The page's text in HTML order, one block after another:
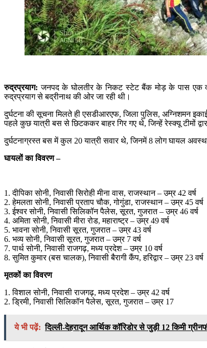
रुद्रप्रयाग: जनपद के घोलतीर के निकट स्टेट बैंक मोड़ के पास एक
रुद्रप्रयाग से बद्रीनाथ की ओर जा रही थी।
दुर्घटना की सूचना मिलते ही एसडीआरएफ, जिला पुलिस, अग्निशमन
पहले कुछ यात्री बस से छिटककर बाहर गिर गए थे, जिन्हें रेस्क्यू टीमों
दुर्घटनाग्रस्त बस में कुल 20 यात्री सवार थे, जिनमें 8 लोग घायल
घायलों का विवरण –
1. दीपिका सोनी, निवासी सिरोही मीना वास, राजस्थान – उम्र 42 वर्ष
2. हेमलता सोनी, निवासी प्रताप चौक, गोगुंडा, राजस्थान – उम्र 45 वर्ष
3. ईश्वर सोनी, निवासी सिलिकॉन पैलेस, सूरत, गुजरात – उम्र 46 वर्ष
4. अमिता सोनी, निवासी मीरा रोड, महाराष्ट्र – उम्र 49 वर्ष
5. भावना सोनी, निवासी सूरत, गुजरात – उम्र 43 वर्ष
6. भव्य सोनी, निवासी सूरत, गुजरात – उम्र 7 वर्ष
7. पार्थ सोनी, निवासी राजगढ़, मध्य प्रदेश – उम्र 10 वर्ष
8. सुमित कुमार (बस चालक), निवासी बैरागी कैंप, हरिद्वार – उम्र 23 वर्ष
मृतकों का विवरण
1. विशाल सोनी, निवासी राजगढ़, मध्य प्रदेश – उम्र 42 वर्ष
2. ड्रिमी, निवासी सिलिकॉन पैलेस, सूरत, गुजरात – उम्र 17
ये भी पढ़ें: दिल्ली-देहरादून आर्थिक कॉरिडोर से जुड़ी 12 किमी